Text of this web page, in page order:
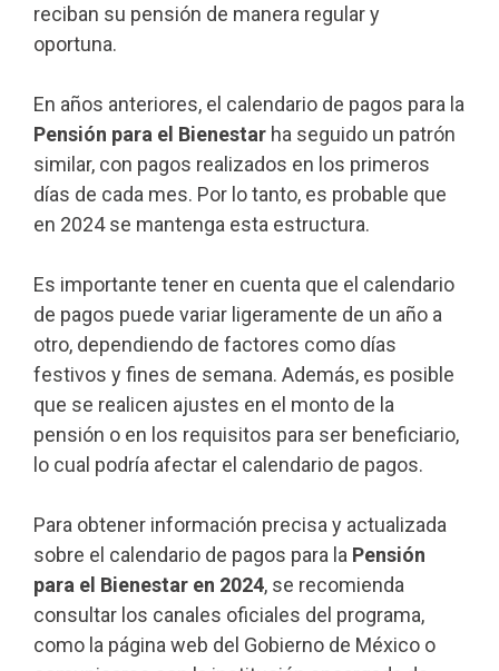
reciban su pensión de manera regular y
oportuna.
En años anteriores, el calendario de pagos para la
Pensión para el Bienestar ha seguido un patrón
similar, con pagos realizados en los primeros
días de cada mes. Por lo tanto, es probable que
en 2024 se mantenga esta estructura.
Es importante tener en cuenta que el calendario
de pagos puede variar ligeramente de un año a
otro, dependiendo de factores como días
festivos y fines de semana. Además, es posible
que se realicen ajustes en el monto de la
pensión o en los requisitos para ser beneficiario,
lo cual podría afectar el calendario de pagos.
Para obtener información precisa y actualizada
sobre el calendario de pagos para la Pensión
para el Bienestar en 2024, se recomienda
consultar los canales oficiales del programa,
como la página web del Gobierno de México o